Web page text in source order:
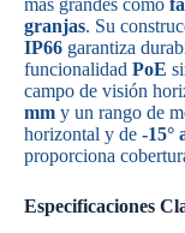
más grandes como
granjas. Su
IP66 garantiza
funcionalidad PoE
campo de visión
mm y un rango de
horizontal y de -15°
proporciona
Especificaciones